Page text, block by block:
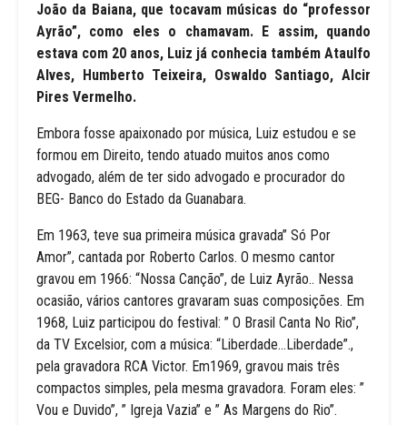
João da Baiana, que tocavam músicas do “professor
Ayrão”, como eles o chamavam. E assim, quando
estava com 20 anos, Luiz já conhecia também Ataulfo
Alves, Humberto Teixeira, Oswaldo Santiago, Alcir
Pires Vermelho.
Embora fosse apaixonado por música, Luiz estudou e se
formou em Direito, tendo atuado muitos anos como
advogado, além de ter sido advogado e procurador do
BEG- Banco do Estado da Guanabara.
Em 1963, teve sua primeira música gravada” Só Por
Amor”, cantada por Roberto Carlos. O mesmo cantor
gravou em 1966: “Nossa Canção”, de Luiz Ayrão.. Nessa
ocasião, vários cantores gravaram suas composições. Em
1968, Luiz participou do festival: ” O Brasil Canta No Rio”,
da TV Excelsior, com a música: “Liberdade…Liberdade”.,
pela gravadora RCA Victor. Em1969, gravou mais três
compactos simples, pela mesma gravadora. Foram eles: ”
Vou e Duvido”, ” Igreja Vazia” e ” As Margens do Rio”.